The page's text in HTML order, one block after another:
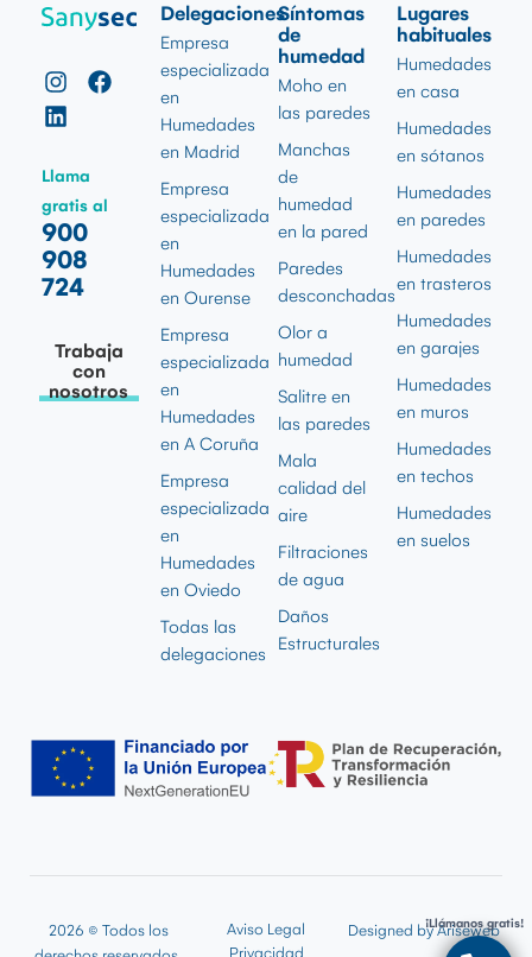
Llama
gratis al
900
908
724
Trabaja
con
nosotros
Delegaciones
Empresa
especializada
en
Humedades
en Madrid
Empresa
especializada
en
Humedades
en Ourense
Empresa
especializada
en
Humedades
en A Coruña
Empresa
especializada
en
Humedades
en Oviedo
Todas las
delegaciones
Síntomas
de
humedad
Moho en
las paredes
Manchas
de
humedad
en la pared
Paredes
desconchadas
Olor a
humedad
Salitre en
las paredes
Mala
calidad del
aire
Filtraciones
de agua
Daños
Estructurales
Lugares
habituales
Humedades
en casa
Humedades
en sótanos
Humedades
en paredes
Humedades
en trasteros
Humedades
en garajes
Humedades
en muros
Humedades
en techos
Humedades
en suelos
2026 © Todos los
Aviso Legal
Privacidad
Designed byAriseweb
¡Llámanos gratis!